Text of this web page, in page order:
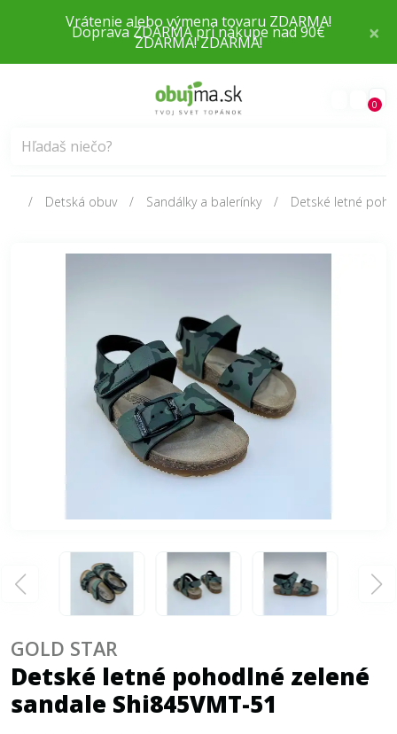
×
Doprava ZDARMA pri nákupe nad 90€
0
Detská obuv Sandálky a balerínky Detské letné
Detské letné pohodlné zelené
sandale Shi845VMT-51
GOLD STAR